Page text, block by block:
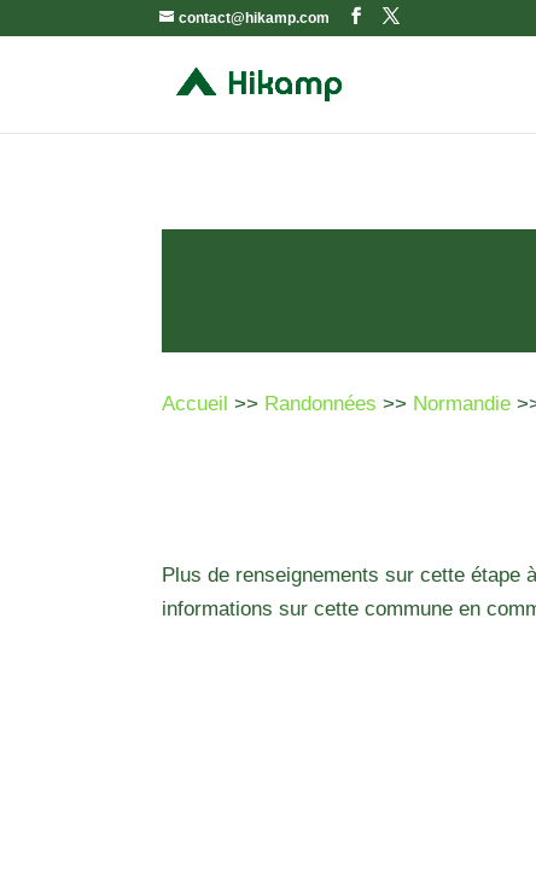
contact@hikamp.com
Accueil >> Randonnées >> Normandie
Plus de renseignements sur cette étape
informations sur cette commune en